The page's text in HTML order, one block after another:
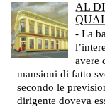
AL
- La
avere
mansioni di fatto
secondo le
dirigente doveva